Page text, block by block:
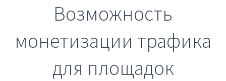
Возможность
монетизации трафика
для площадок